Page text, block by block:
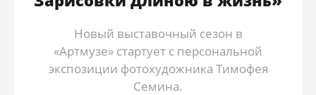
Новый выставочный сезон в
«Артмузе» стартует с персональной
экспозиции фотохудожника Тимофея
Семина.